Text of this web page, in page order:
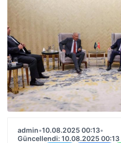
admin•10.08.2025 00:13•
Güncellendi: 10.08.2025 00:13